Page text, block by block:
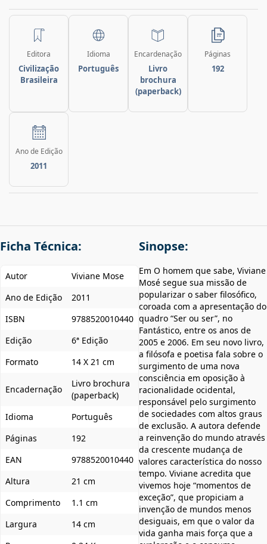
Editora
Civilização
Brasileira
Idioma
Português
Encardenação
Livro
brochura
(paperback)
Páginas
192
Ano de Edição
2011
Ficha Técnica:
Autor
Viviane Mose
Ano de Edição
2011
ISBN
9788520010440
Edição
6ª Edição
Formato
14 X 21 cm
Encadernação
Livro brochura
(paperback)
Idioma
Português
Páginas
192
EAN
9788520010440
Altura
21 cm
Comprimento
1.1 cm
Largura
14 cm
Sinopse:
Em O homem que sabe, Viviane
Mosé segue sua missão de
popularizar o saber filosófico,
coroada com a apresentação do
quadro “Ser ou ser”, no
Fantástico, entre os anos de
2005 e 2006. Em seu novo livro,
a filósofa e poetisa fala sobre o
surgimento de uma nova
consciência em oposição à
racionalidade ocidental,
responsável pelo surgimento
de sociedades com altos graus
de exclusão. A autora defende
a reinvenção do mundo através
da crescente mudança de
valores característica do nosso
tempo. Viviane acredita que
vivemos hoje “momentos de
exceção”, que propiciam a
invenção de mundos menos
desiguais, em que o valor da
vida ganha mais força que a